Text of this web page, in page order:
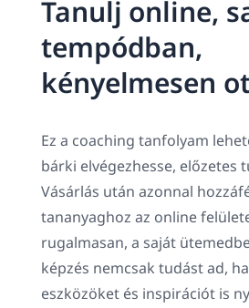
Tanulj online,
tempódban,
kényelmesen
Ez a coaching tanfolyam
bárki elvégezhesse, előzetes
Vásárlás után azonnal
tananyaghoz az online
rugalmasan, a saját
képzés nemcsak tudást ad,
eszközöket és inspirációt is